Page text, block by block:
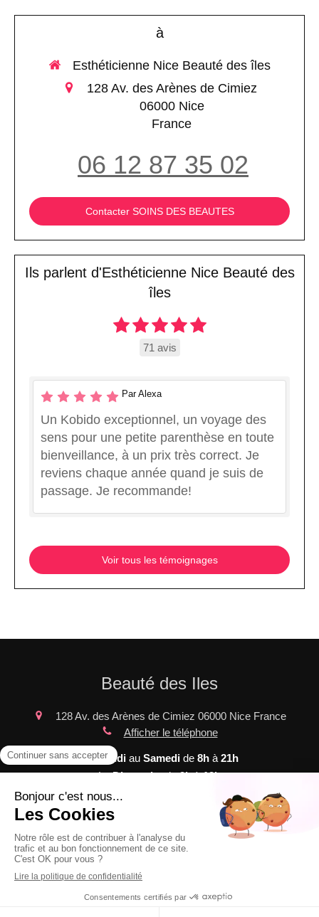
à
Esthéticienne Nice Beauté des îles
128 Av. des Arènes de Cimiez
06000 Nice
France
06 12 87 35 02
Contacter SOINS DES BEAUTES
Ils parlent d'Esthéticienne Nice Beauté des
îles
71 avis
Par Alexa
Un Kobido exceptionnel, un voyage des
sens pour une petite parenthèse en toute
bienveillance, à un prix très correct. Je
reviens chaque année quand je suis de
passage. Je recommande!
Voir tous les témoignages
Beauté des Iles
128 Av. des Arènes de Cimiez 06000 Nice France
Afficher le téléphone
DuLundiau Samedide 8hà 21h
LeDimanchede9hà19h
Mentions légales
©2020 Beauté des Iles - SOINS ESTHETIQUES et de
massages bien-être